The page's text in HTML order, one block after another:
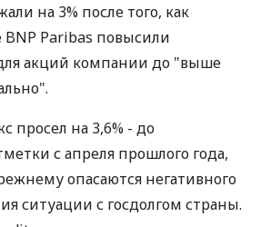
на 3% после того, как
BNP Paribas повысили
акций компании до "выше
просел на 3,6% - до
с апреля прошлого года,
опасаются негативного
ситуации с госдолгом страны.